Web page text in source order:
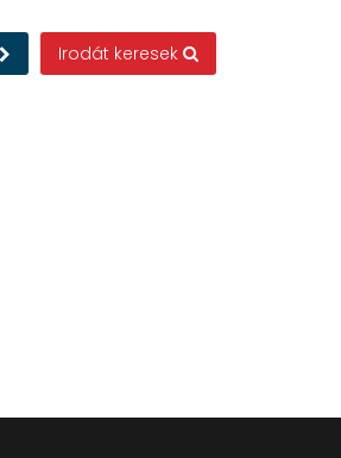
Irodát keresek